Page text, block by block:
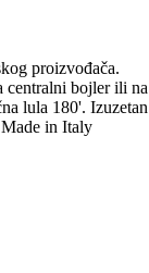
proizvođača.
centralni bojler ili na
lula 180'. Izuzetan
in Italy